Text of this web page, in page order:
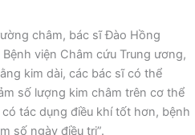
châm, bác sĩ Đào Hồng
viện Châm cứu Trung ương,
kim dài, các bác sĩ có thể
số lượng kim châm trên cơ thể
tác dụng điều khí tốt hơn, bệnh
số ngày điều trị”.